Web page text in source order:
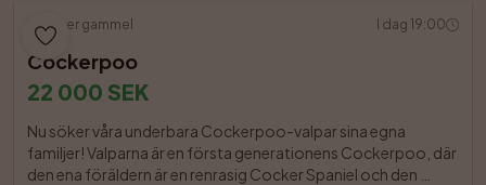
4 uker gammel I dag 19:00
Cockerpoo
22 000 SEK
Nu söker våra underbara Cockerpoo-valpar sina egna
familjer! Valparna är en första generationens Cockerpoo, där
den ena föräldern är en renrasig Cocker Spaniel och den